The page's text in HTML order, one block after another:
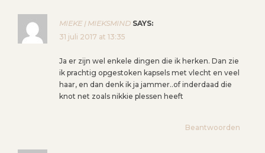
MIEKE | MIEKSMIND SAYS:
31 juli 2017 at 13:35
Ja er zijn wel enkele dingen die ik herken. Dan zie
ik prachtig opgestoken kapsels met vlecht en veel
haar, en dan denk ik ja jammer..of inderdaad die
knot net zoals nikkie plessen heeft
Beantwoorden